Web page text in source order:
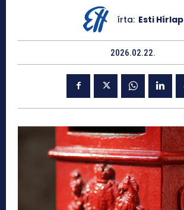
írta: Esti Hírlap
2026.02.22.